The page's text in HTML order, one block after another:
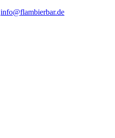
info@flambierbar.de